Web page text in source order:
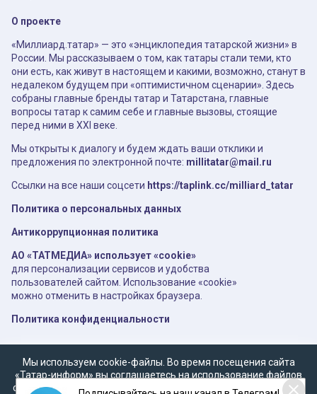
О проекте
«Миллиард.татар» — это «энциклопедия татарской жизни» в
России. Мы рассказываем о том, как татары стали теми, кто
они есть, как живут в настоящем и какими, возможно, станут в
недалеком будущем при «оптимистичном сценарии». Здесь
собраны главные бренды татар и Татарстана, главные
вопросы татар к самим себе и главные вызовы, стоящие
перед ними в XXI веке.
Мы открыты к диалогу и будем ждать ваши отклики и
предложения по электронной почте: millitatar@mail.ru
Ссылки на все наши соцсети https://taplink.cc/milliard_tatar
Политика о персональных данных
Антикоррупционная политика
АО «ТАТМЕДИА» использует «cookie»
для персонализации сервисов и удобства
пользователей сайтом. Использование «cookie»
можно отменить в настройках браузера.
Политика конфиденциальности
Мы используем cookie-файлы. Во время посещения сайта
«Татар-информ» вы соглашаетесь на использование файлов
cookie в соответствии с настоящим уведомлением, согласием